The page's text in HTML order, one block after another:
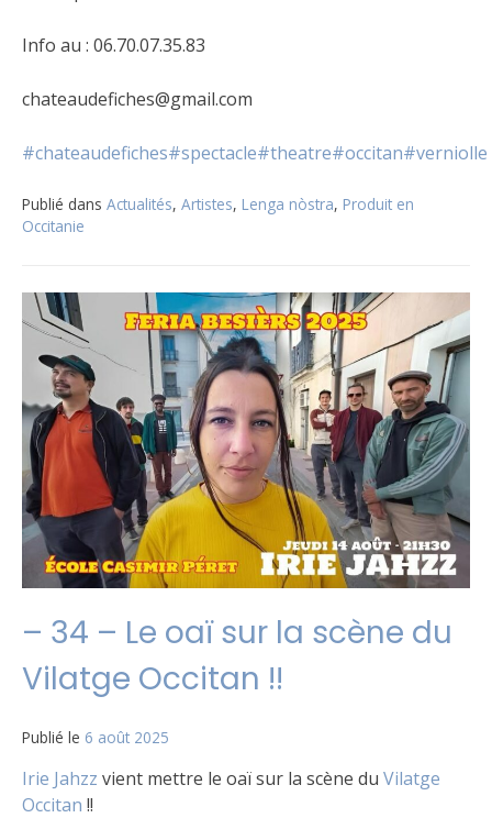
Info au : 06.70.07.35.83
chateaudefiches@gmail.com
#chateaudefiches#spectacle#theatre#occitan#verniolle
Publié dans Actualités, Artistes, Lenga nòstra, Produit en
Occitanie
– 34 – Le oaï sur la scène du
Vilatge Occitan !!
Publié le 6 août 2025
Irie Jahzz vient mettre le oaï sur la scène du Vilatge
Occitan !!